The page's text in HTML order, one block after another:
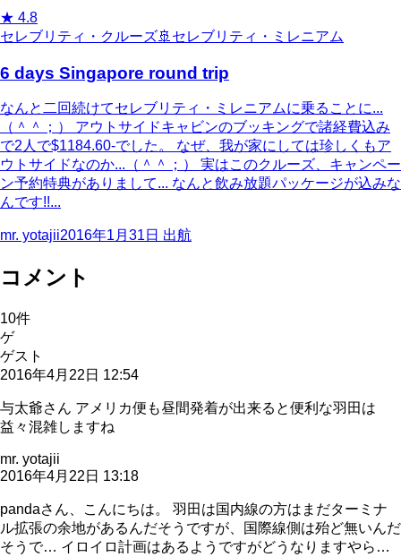
★ 4.8
セレブリティ・クルーズ🚢 セレブリティ・ミレニアム
6 days Singapore round trip
なんと二回続けてセレブリティ・ミレニアムに乗ることに...
（＾＾；） アウトサイドキャビンのブッキングで諸経費込み
で2人で$1184.60-でした。 なぜ、我が家にしては珍しくもア
ウトサイドなのか...（＾＾；） 実はこのクルーズ、キャンペー
ン予約特典がありまして... なんと飲み放題パッケージが込みな
んです!!...
mr. yotajii2016年1月31日 出航
コメント
10件
ゲ
ゲスト
2016年4月22日 12:54
与太爺さん アメリカ便も昼間発着が出来ると便利な羽田は
益々混雑しますね
mr. yotajii
2016年4月22日 13:18
pandaさん、こんにちは。 羽田は国内線の方はまだターミナ
ル拡張の余地があるんだそうですが、国際線側は殆ど無いんだ
そうで… イロイロ計画はあるようですがどうなりますやら…